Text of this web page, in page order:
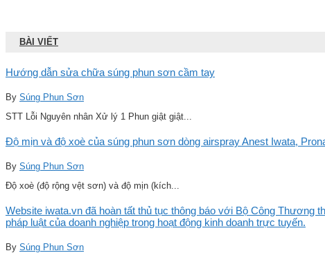
BÀI VIẾT
Hướng dẫn sửa chữa súng phun sơn cầm tay
By Súng Phun Sơn
STT Lỗi Nguyên nhân Xử lý 1 Phun giật giật...
Độ mịn và độ xoè của súng phun sơn dòng airspray Anest Iwata,
By Súng Phun Sơn
Độ xoè (độ rộng vệt sơn) và độ mịn (kích...
Website iwata.vn đã hoàn tất thủ tục thông báo với Bộ Công Thương
pháp luật của doanh nghiệp trong hoạt động kinh doanh trực tuyến.
By Súng Phun Sơn